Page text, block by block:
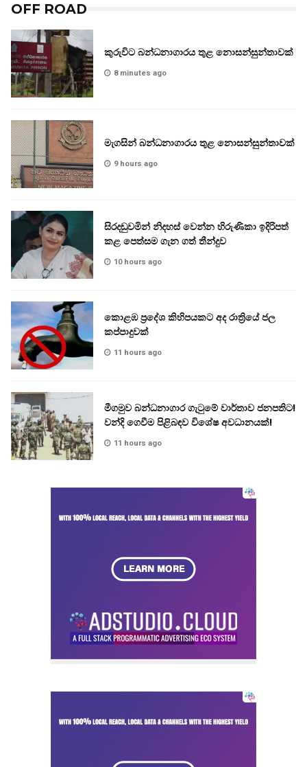
OFF ROAD
කුරුවිට බන්ධනාගාරය තුළ නොසන්සුන්තාවක්
8 minutes ago
මැගසින් බන්ධනාගාරය තුළ නොසන්සුන්තාවක්
9 hours ago
සිරදඬුවමින් නිදහස් වෙන්න හිරුණිකා ඉදිරිපත්
කළ පෙත්සම ගැන ගත් තීන්දුව
10 hours ago
කොළඹ ප්‍රදේශ කිහිපයකට අද රාත්‍රියේ ජල
කප්පාදුවක්
11 hours ago
මීගමුව බන්ධනාගාර ගැටුමේ වාර්තාව ජනපතිට!
වන්දි ගෙවීම පිළිබඳව විශේෂ අවධානයක්!
11 hours ago